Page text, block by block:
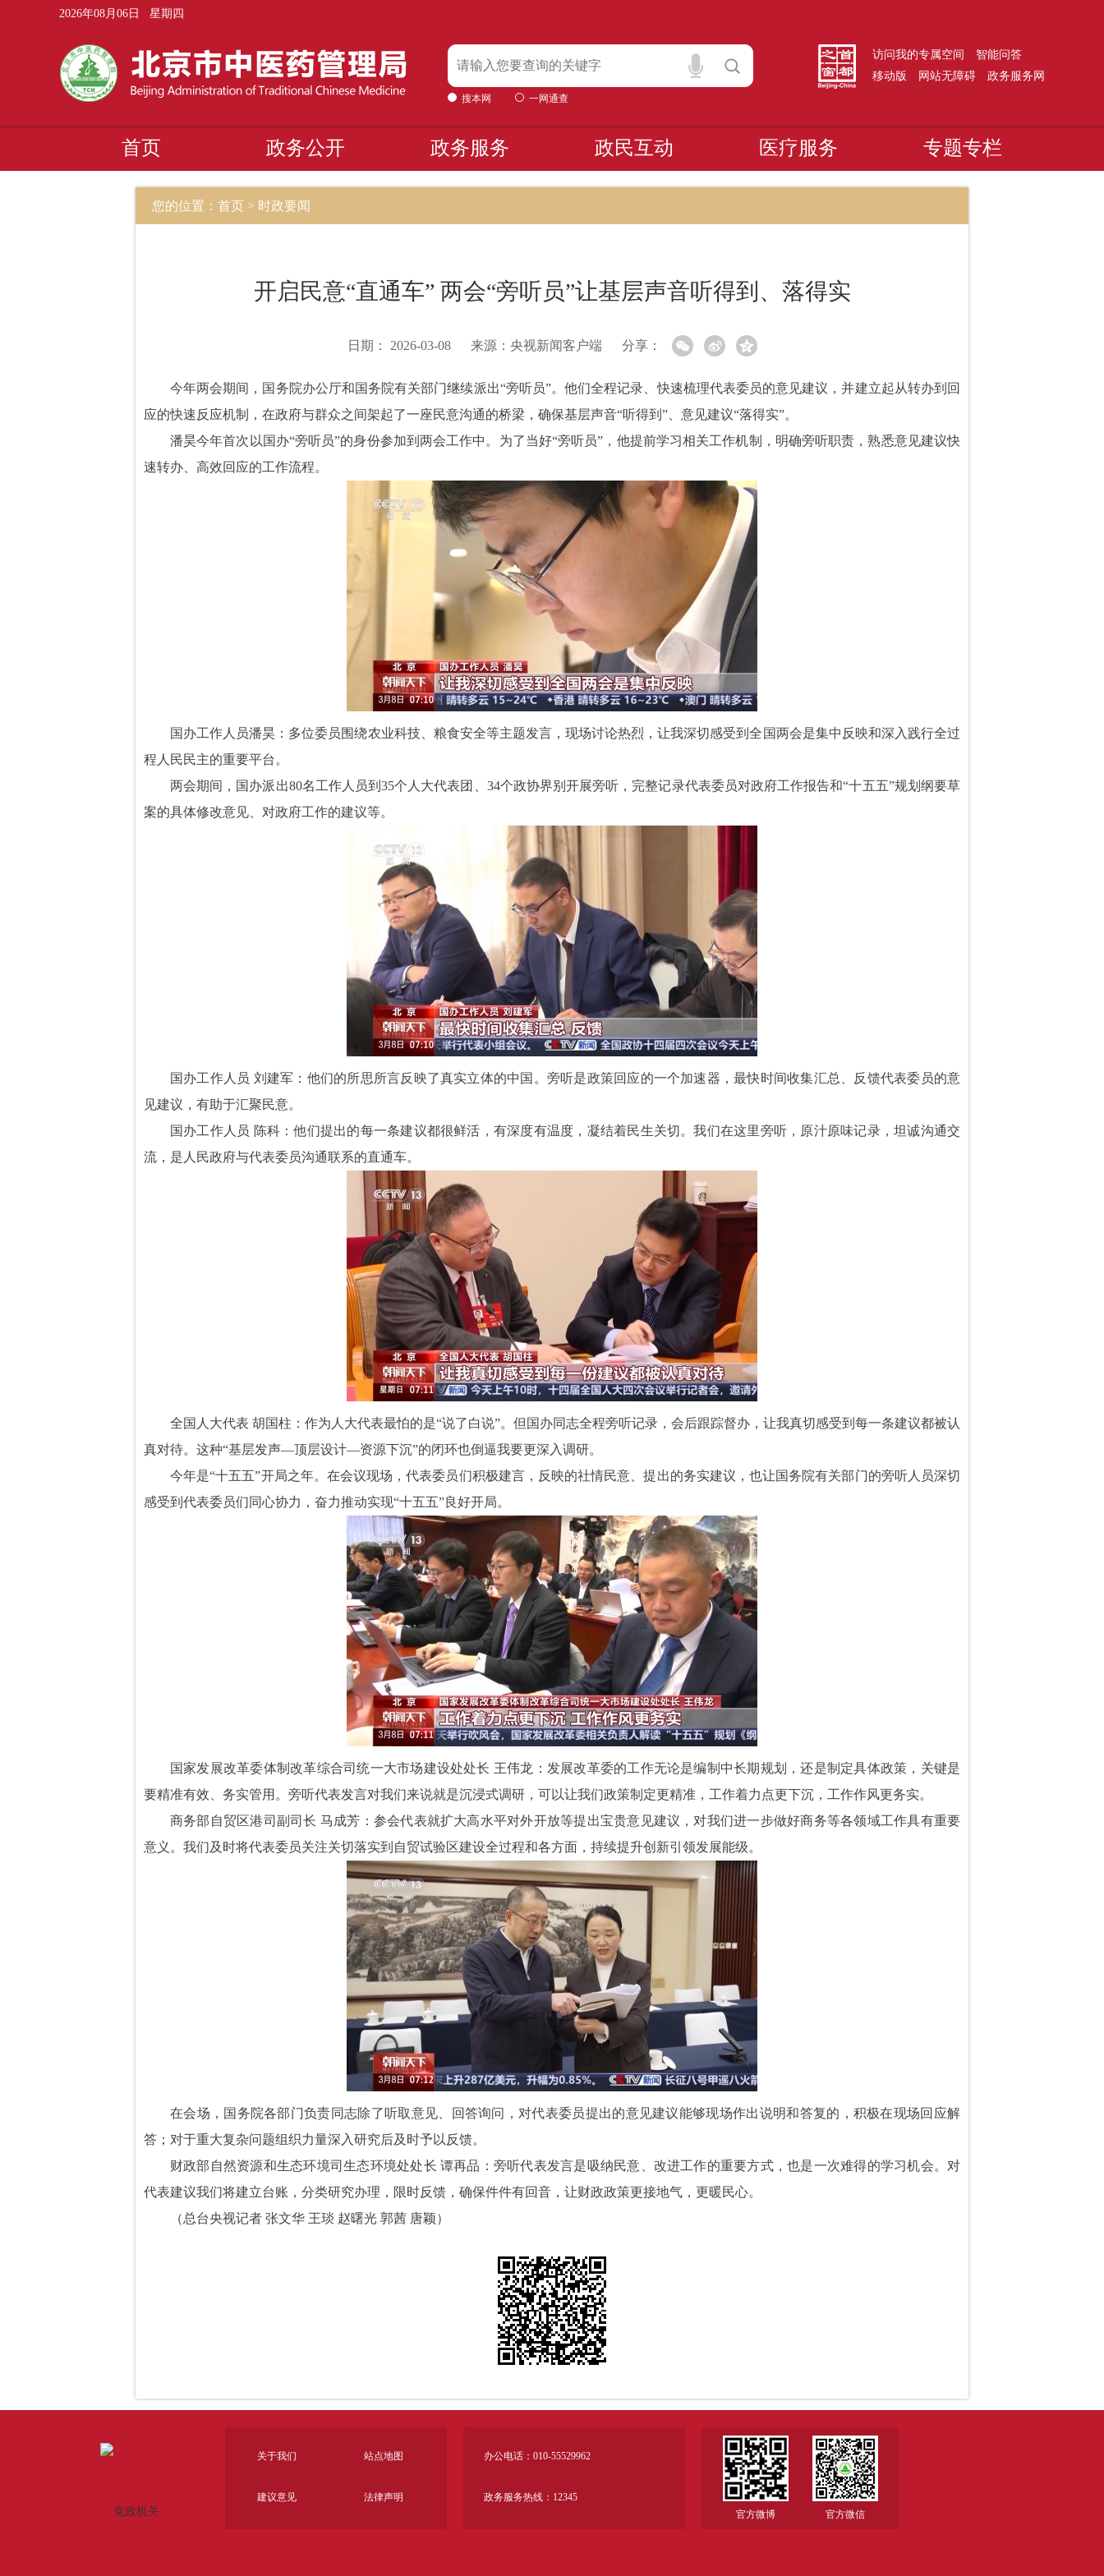
2026年08月06日 星期四
搜本网 一网通查
访问我的专属空间
智能问答
移动版
网站无障碍 政务服务网
首页 政务公开 政务服务 政民互动 医疗服务 专题专栏
您的位置：首页 > 时政要闻
开启民意“直通车” 两会“旁听员”让基层声音听得到、落得实
日期： 2026-03-08 来源： 央视新闻客户端 分享：
今年两会期间，国务院办公厅和国务院有关部门继续派出“旁听员”。他们全程记录、快速梳理代表委员的意见建议，并建立起从转办到回
应的快速反应机制，在政府与群众之间架起了一座民意沟通的桥梁，确保基层声音“听得到”、意见建议“落得实”。
潘昊今年首次以国办“旁听员”的身份参加到两会工作中。为了当好“旁听员”，他提前学习相关工作机制，明确旁听职责，熟悉意见建议快
速转办、高效回应的工作流程。
国办工作人员潘昊：多位委员围绕农业科技、粮食安全等主题发言，现场讨论热烈，让我深切感受到全国两会是集中反映和深入践行全过
程人民民主的重要平台。
两会期间，国办派出80名工作人员到35个人大代表团、34个政协界别开展旁听，完整记录代表委员对政府工作报告和“十五五”规划纲要草
案的具体修改意见、对政府工作的建议等。
国办工作人员 刘建军：他们的所思所言反映了真实立体的中国。旁听是政策回应的一个加速器，最快时间收集汇总、反馈代表委员的意
见建议，有助于汇聚民意。
国办工作人员 陈科：他们提出的每一条建议都很鲜活，有深度有温度，凝结着民生关切。我们在这里旁听，原汁原味记录，坦诚沟通交
流，是人民政府与代表委员沟通联系的直通车。
全国人大代表 胡国柱：作为人大代表最怕的是“说了白说”。但国办同志全程旁听记录，会后跟踪督办，让我真切感受到每一条建议都被认
真对待。这种“基层发声—顶层设计—资源下沉”的闭环也倒逼我要更深入调研。
今年是“十五五”开局之年。在会议现场，代表委员们积极建言，反映的社情民意、提出的务实建议，也让国务院有关部门的旁听人员深切
感受到代表委员们同心协力，奋力推动实现“十五五”良好开局。
国家发展改革委体制改革综合司统一大市场建设处处长 王伟龙：发展改革委的工作无论是编制中长期规划，还是制定具体政策，关键是
要精准有效、务实管用。旁听代表发言对我们来说就是沉浸式调研，可以让我们政策制定更精准，工作着力点更下沉，工作作风更务实。
商务部自贸区港司副司长 马成芳：参会代表就扩大高水平对外开放等提出宝贵意见建议，对我们进一步做好商务等各领域工作具有重要
意义。我们及时将代表委员关注关切落实到自贸试验区建设全过程和各方面，持续提升创新引领发展能级。
在会场，国务院各部门负责同志除了听取意见、回答询问，对代表委员提出的意见建议能够现场作出说明和答复的，积极在现场回应解
答；对于重大复杂问题组织力量深入研究后及时予以反馈。
财政部自然资源和生态环境司生态环境处处长 谭再品：旁听代表发言是吸纳民意、改进工作的重要方式，也是一次难得的学习机会。对
代表建议我们将建立台账，分类研究办理，限时反馈，确保件件有回音，让财政政策更接地气，更暖民心。
（总台央视记者 张文华 王琰 赵曙光 郭茜 唐颖）
关于我们 站点地图
建议意见 法律声明
办公电话：010-55529962
政务服务热线：12345
官方微博
官方微信